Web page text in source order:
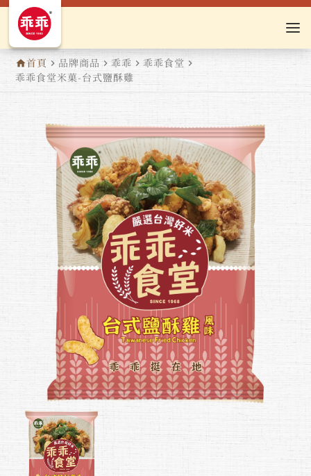
home首頁 navigate_next 品牌商品 navigate_next乖乖 navigate_next乖乖食堂 navigate_next
乖乖食堂米菓-台式鹽酥雞